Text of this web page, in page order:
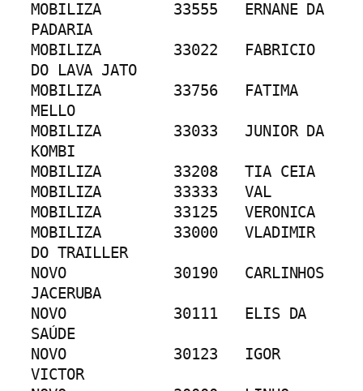
MOBILIZA	33555	ERNANE DA
PADARIA
MOBILIZA	33022	FABRICIO
DO LAVA JATO
MOBILIZA	33756	FATIMA
MELLO
MOBILIZA	33033	JUNIOR DA
KOMBI
MOBILIZA	33208	TIA CEIA
MOBILIZA	33333	VAL
MOBILIZA	33125	VERONICA
MOBILIZA	33000	VLADIMIR
DO TRAILLER
NOVO		30190	CARLINHOS
JACERUBA
NOVO		30111	ELIS DA
SAÚDE
NOVO		30123	IGOR
VICTOR